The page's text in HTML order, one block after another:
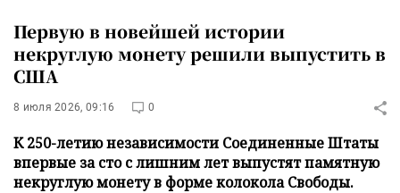
Первую в новейшей истории
некруглую монету решили выпустить в
США
8 июля 2026, 09:16 0
К 250-летию независимости Соединенные Штаты
впервые за сто с лишним лет выпустят памятную
некруглую монету в форме колокола Свободы.